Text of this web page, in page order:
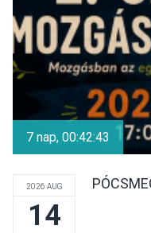
7 nap, 00:42:42
2026 AUG
14